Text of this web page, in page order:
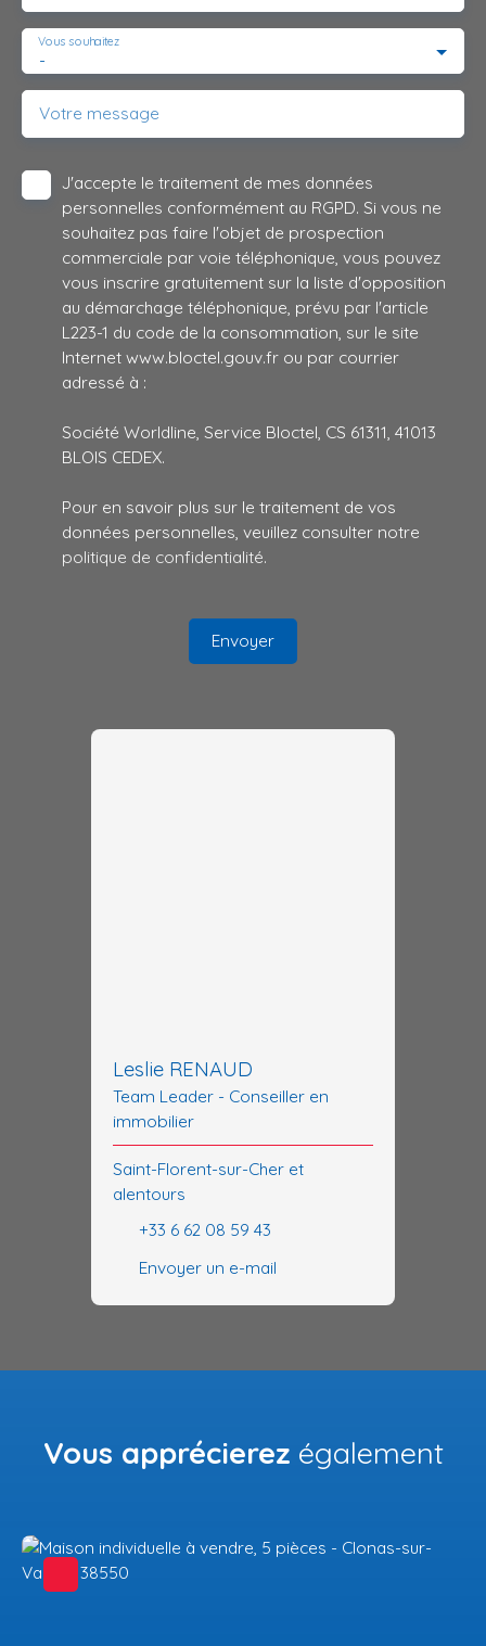
-
Vous souhaitez
Votre message
J'accepte le traitement de mes données
personnelles conformément au RGPD. Si vous ne
souhaitez pas faire l'objet de prospection
commerciale par voie téléphonique, vous pouvez
vous inscrire gratuitement sur la liste d'opposition
au démarchage téléphonique, prévu par l'article
L223-1 du code de la consommation, sur le site
Internet www.bloctel.gouv.fr ou par courrier
adressé à :
Société Worldline, Service Bloctel, CS 61311, 41013
BLOIS CEDEX.
Pour en savoir plus sur le traitement de vos
données personnelles, veuillez consulter notre
politique de confidentialité.
Envoyer
Leslie RENAUD
Team Leader - Conseiller en
immobilier
Saint-Florent-sur-Cher et
alentours
+33 6 62 08 59 43
Envoyer un e-mail
Vous apprécierez également